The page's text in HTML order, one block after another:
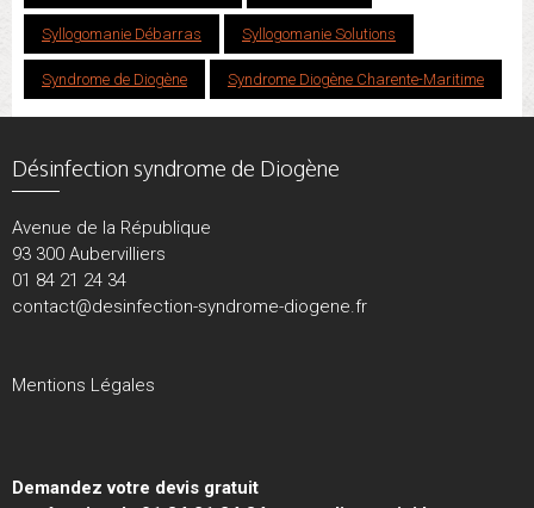
Syllogomanie Débarras Syllogomanie Solutions
Syndrome de Diogène Syndrome Diogène Charente-Maritime
Désinfection syndrome de Diogène
Avenue de la République
93 300 Aubervilliers
01 84 21 24 34
contact@desinfection-syndrome-diogene.fr
Mentions Légales
Demandez votre devis gratuit